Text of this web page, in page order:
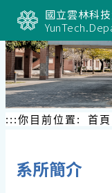
國立雲林科
:::你目前位置: 首頁
系所簡介